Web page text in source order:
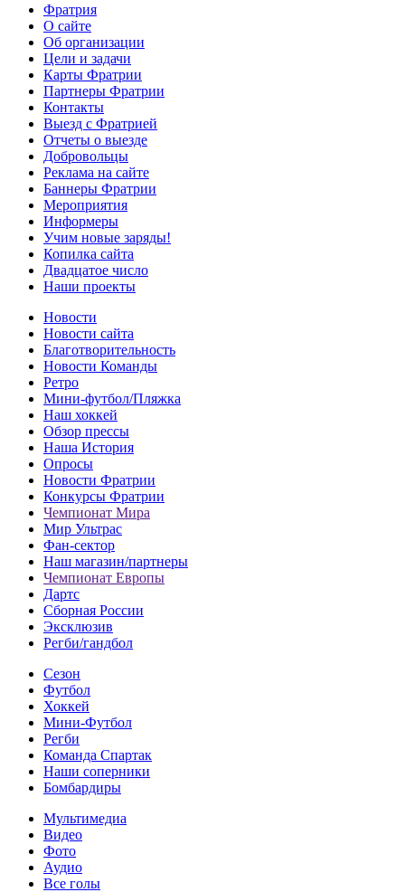
Фратрия
О сайте
Об организации
Цели и задачи
Карты Фратрии
Партнеры Фратрии
Контакты
Выезд с Фратрией
Отчеты о выезде
Добровольцы
Реклама на сайте
Баннеры Фратрии
Мероприятия
Информеры
Учим новые заряды!
Копилка сайта
Двадцатое число
Наши проекты
Новости
Новости сайта
Благотворительность
Новости Команды
Ретро
Мини-футбол/Пляжка
Наш хоккей
Обзор прессы
Наша История
Опросы
Новости Фратрии
Конкурсы Фратрии
Чемпионат Мира
Мир Ультрас
Фан-cектор
Наш магазин/партнеры
Чемпионат Европы
Дартс
Сборная России
Эксклюзив
Регби/гандбол
Сезон
Футбол
Хоккей
Мини-Футбол
Регби
Команда Спартак
Наши соперники
Бомбардиры
Мультимедиа
Видео
Фото
Аудио
Все голы